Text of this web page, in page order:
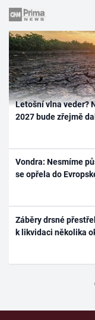
Letošní vlna veder?
2027 bude zřejmě
Vondra: Nesmíme
se opřela do
Záběry drsné
k likvidaci několika